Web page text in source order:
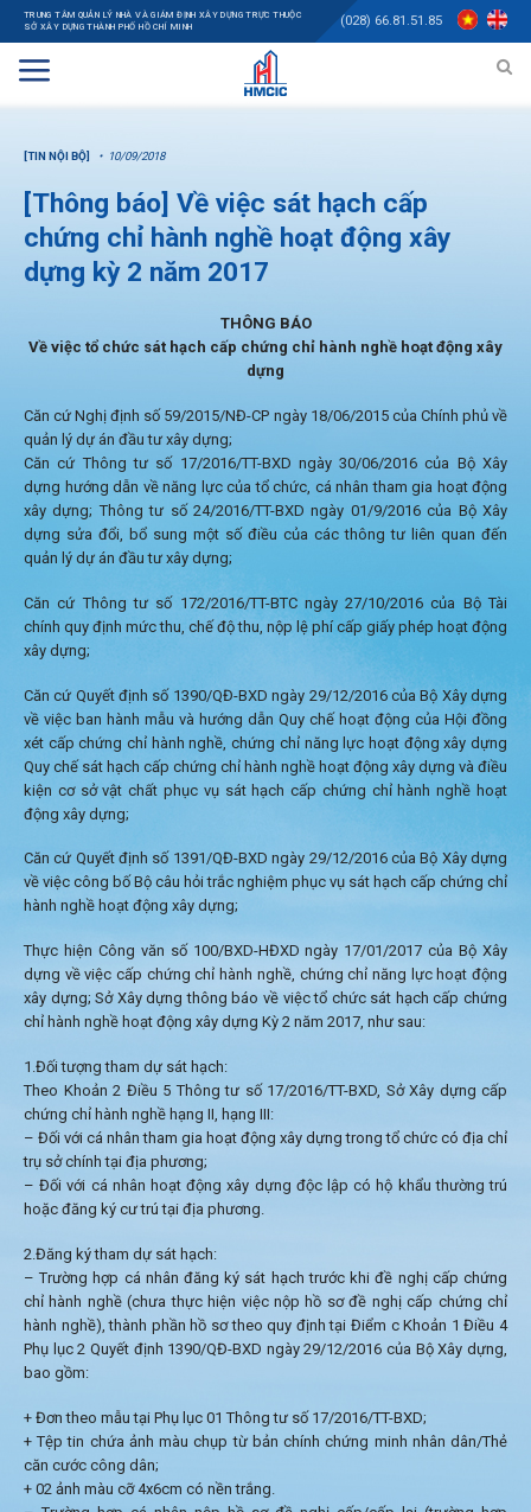
TRUNG TÂM QUẢN LÝ NHÀ VÀ GIÁM ĐỊNH XÂY DỰNG TRỰC THUỘC
SỞ XÂY DỰNG THÀNH PHỐ HỒ CHÍ MINH
(028) 66.81.51.85
[TIN NỘI BỘ] 10/09/2018
[Thông báo] Về việc sát hạch cấp
chứng chỉ hành nghề hoạt động xây
dựng kỳ 2 năm 2017
THÔNG BÁO
Về việc tổ chức sát hạch cấp chứng chỉ hành nghề hoạt động xây
dựng
Căn cứ Nghị định số 59/2015/NĐ-CP ngày 18/06/2015 của Chính phủ về
quản lý dự án đầu tư xây dựng;
Căn cứ Thông tư số 17/2016/TT-BXD ngày 30/06/2016 của Bộ Xây
dựng hướng dẫn về năng lực của tổ chức, cá nhân tham gia hoạt động
xây dựng; Thông tư số 24/2016/TT-BXD ngày 01/9/2016 của Bộ Xây
dựng sửa đổi, bổ sung một số điều của các thông tư liên quan đến
quản lý dự án đầu tư xây dựng;
Căn cứ Thông tư số 172/2016/TT-BTC ngày 27/10/2016 của Bộ Tài
chính quy định mức thu, chế độ thu, nộp lệ phí cấp giấy phép hoạt động
xây dựng;
Căn cứ Quyết định số 1390/QĐ-BXD ngày 29/12/2016 của Bộ Xây dựng
về việc ban hành mẫu và hướng dẫn Quy chế hoạt động của Hội đồng
xét cấp chứng chỉ hành nghề, chứng chỉ năng lực hoạt động xây dựng
Quy chế sát hạch cấp chứng chỉ hành nghề hoạt động xây dựng và điều
kiện cơ sở vật chất phục vụ sát hạch cấp chứng chỉ hành nghề hoạt
động xây dựng;
Căn cứ Quyết định số 1391/QĐ-BXD ngày 29/12/2016 của Bộ Xây dựng
về việc công bố Bộ câu hỏi trắc nghiệm phục vụ sát hạch cấp chứng chỉ
hành nghề hoạt động xây dựng;
Thực hiện Công văn số 100/BXD-HĐXD ngày 17/01/2017 của Bộ Xây
dựng về việc cấp chứng chỉ hành nghề, chứng chỉ năng lực hoạt động
xây dựng; Sở Xây dựng thông báo về việc tổ chức sát hạch cấp chứng
chỉ hành nghề hoạt động xây dựng Kỳ 2 năm 2017, như sau:
1.Đối tượng tham dự sát hạch:
Theo Khoản 2 Điều 5 Thông tư số 17/2016/TT-BXD, Sở Xây dựng cấp
chứng chỉ hành nghề hạng II, hạng III:
– Đối với cá nhân tham gia hoạt động xây dựng trong tổ chức có địa chỉ
trụ sở chính tại địa phương;
– Đối với cá nhân hoạt động xây dựng độc lập có hộ khẩu thường trú
hoặc đăng ký cư trú tại địa phương.
2.Đăng ký tham dự sát hạch:
– Trường hợp cá nhân đăng ký sát hạch trước khi đề nghị cấp chứng
chỉ hành nghề (chưa thực hiện việc nộp hồ sơ đề nghị cấp chứng chỉ
hành nghề), thành phần hồ sơ theo quy định tại Điểm c Khoản 1 Điều 4
Phụ lục 2 Quyết định 1390/QĐ-BXD ngày 29/12/2016 của Bộ Xây dựng,
bao gồm:
+ Đơn theo mẫu tại Phụ lục 01 Thông tư số 17/2016/TT-BXD;
+ Tệp tin chứa ảnh màu chụp từ bản chính chứng minh nhân dân/Thẻ
căn cước công dân;
+ 02 ảnh màu cỡ 4x6cm có nền trắng.